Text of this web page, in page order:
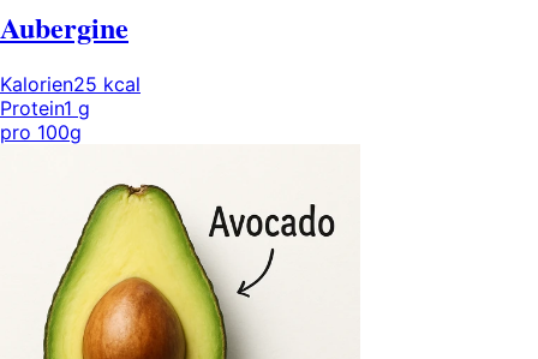
Aubergine
Kalorien25 kcal
Protein1 g
pro 100g